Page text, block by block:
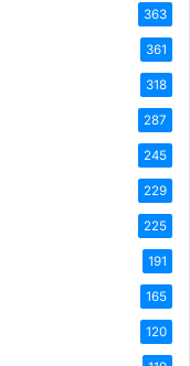
363
361
318
287
245
229
225
191
165
120